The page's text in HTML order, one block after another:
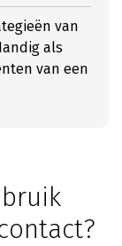
van
als
van een